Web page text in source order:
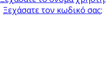
Ξεχάσατε τον κωδικό σας;